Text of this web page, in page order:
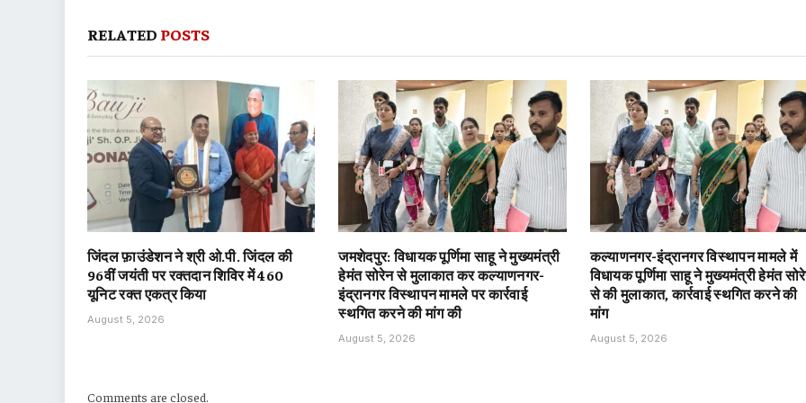
RELATED POSTS
जिंदल फ़ाउंडेशन ने श्री ओ.पी. जिंदल की
96वीं जयंती पर रक्तदान शिविर में 460
यूनिट रक्त एकत्र किया
August 5, 2026
जमशेदपुर: विधायक पूर्णिमा साहू ने मुख्यमंत्री
हेमंत सोरेन से मुलाकात कर कल्याणनगर-
इंद्रानगर विस्थापन मामले पर कार्रवाई
स्थगित करने की मांग की
August 5, 2026
कल्याणनगर-इंद्रानगर विस्थापन मामले में
विधायक पूर्णिमा साहू ने मुख्यमंत्री हेमंत
से की मुलाकात, कार्रवाई स्थगित करने की
मांग
August 5, 2026
Comments are closed.